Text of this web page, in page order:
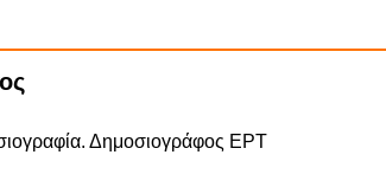
Δημοσιογράφος ΕΡΤ